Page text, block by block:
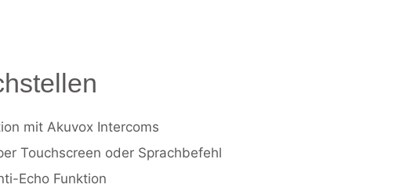
mit Akuvox Intercoms
Touchscreen oder Sprachbefehl
Echo Funktion